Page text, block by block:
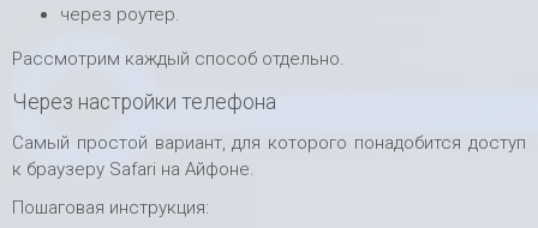
через роутер.
Рассмотрим каждый способ отдельно.
Через настройки телефона
Самый простой вариант, для которого понадобится доступ
к браузеру Safari на Айфоне.
Пошаговая инструкция: